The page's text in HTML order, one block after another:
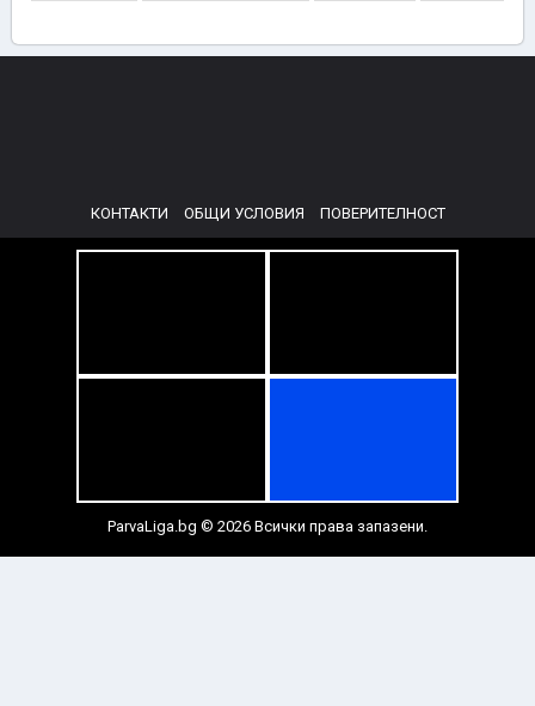
КОНТАКТИ ОБЩИ УСЛОВИЯ ПОВЕРИТЕЛНОСТ
ParvaLiga.bg © 2026 Всички права запазени.